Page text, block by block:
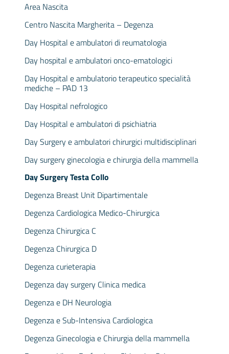
Area Nascita
Centro Nascita Margherita – Degenza
Day Hospital e ambulatori di reumatologia
Day hospital e ambulatori onco-ematologici
Day Hospital e ambulatorio terapeutico specialità
mediche – PAD 13
Day Hospital nefrologico
Day Hospital e ambulatori di psichiatria
Day Surgery e ambulatori chirurgici multidisciplinari
Day surgery ginecologia e chirurgia della mammella
Day Surgery Testa Collo
Degenza Breast Unit Dipartimentale
Degenza Cardiologica Medico-Chirurgica
Degenza Chirurgica C
Degenza Chirurgica D
Degenza curieterapia
Degenza day surgery Clinica medica
Degenza e DH Neurologia
Degenza e Sub-Intensiva Cardiologica
Degenza Ginecologia e Chirurgia della mammella